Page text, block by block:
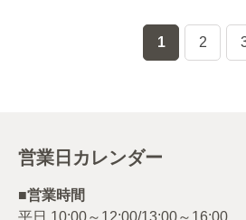
1 2
営業日カレンダー
■営業時間